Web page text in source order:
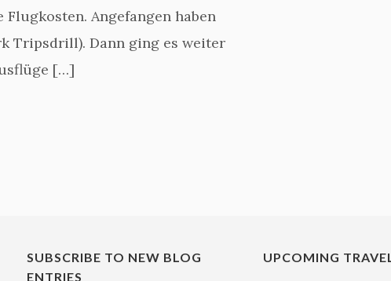
Angefangen haben
Tripsdrill). Dann ging es weiter
[…]
SUBSCRIBE TO NEW BLOG
ENTRIES
UPCOMING